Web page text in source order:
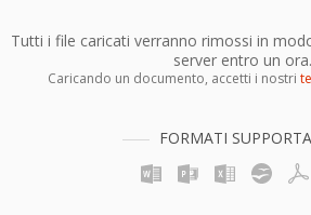
Tutti i file caricati verranno rimossi in
server entro un ora.
Caricando un documento, accetti i nostri
FORMATI